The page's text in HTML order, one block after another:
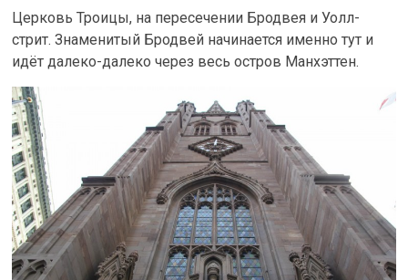
Церковь Троицы, на пересечении Бродвея и Уолл-
стрит. Знаменитый Бродвей начинается именно тут и
идёт далеко-далеко через весь остров Манхэттен.